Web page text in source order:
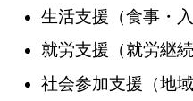
生活支援（食事・
就労支援（就労継
社会参加支援（地